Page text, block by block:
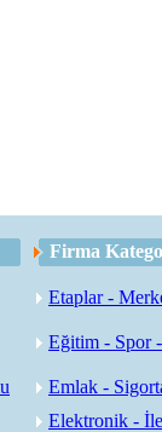
Firma
Etaplar -
Eğitim - Spor
Emlak -
Elektronik -